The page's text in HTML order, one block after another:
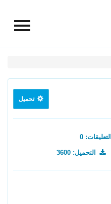
تحميل
التعليقات: 0
التحميل: 3600